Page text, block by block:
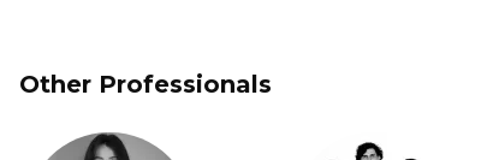
Other Professionals